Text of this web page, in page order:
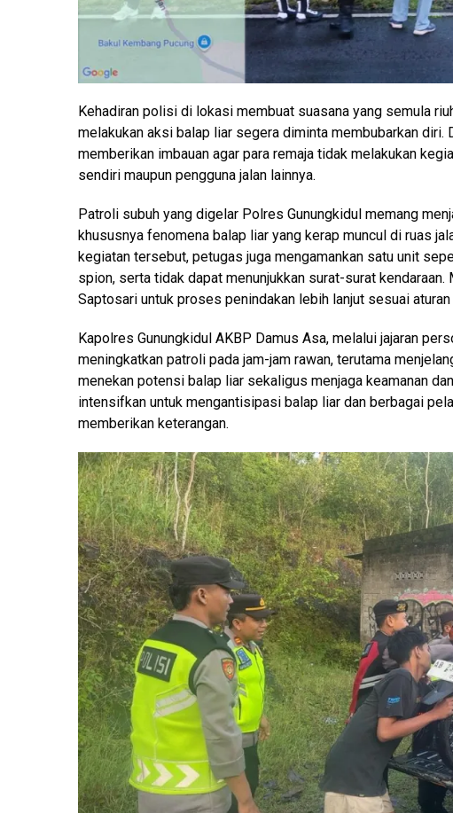
Kehadiran polisi di lokasi membuat suasana yang semula
melakukan aksi balap liar segera diminta membubarkan
memberikan imbauan agar para remaja tidak melakukan
sendiri maupun pengguna jalan lainnya.
Patroli subuh yang digelar Polres Gunungkidul memang
khususnya fenomena balap liar yang kerap muncul di ruas
kegiatan tersebut, petugas juga mengamankan satu unit
spion, serta tidak dapat menunjukkan surat-surat
Saptosari untuk proses penindakan lebih lanjut sesuai aturan
Kapolres Gunungkidul AKBP Damus Asa, melalui jajaran
meningkatkan patroli pada jam-jam rawan, terutama
menekan potensi balap liar sekaligus menjaga keamanan
intensifkan untuk mengantisipasi balap liar dan berbagai
memberikan keterangan.